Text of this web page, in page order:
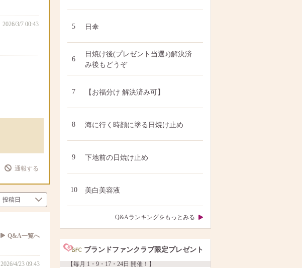
2026/3/7 00:43
通報する
Q&A一覧へ
2026/4/23 09:43
5 日傘
6
日焼け後(プレゼント当選♪)解決済
み後もどうぞ
7 【お福分け 解決済み可】
8 海に行く時顔に塗る日焼け止め
9 下地前の日焼け止め
10 美白美容液
Q&Aランキングをもっとみる
ブランドファンクラブ限定プレゼント
【毎月 1・9・17・24日 開催！】